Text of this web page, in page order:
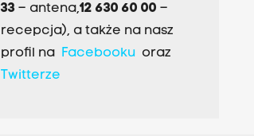
33– antena,12 630 60 00 –
recepcja), a także na nasz
profil na Facebookuoraz
Twitterze